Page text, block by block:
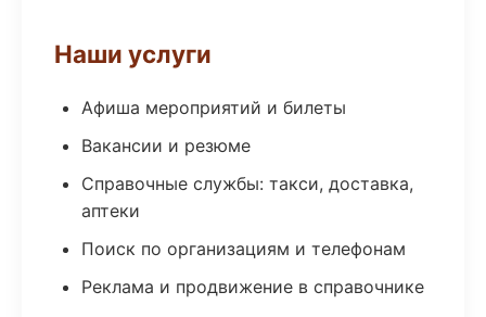
Наши услуги
Афиша мероприятий и билеты
Вакансии и резюме
Справочные службы: такси, доставка,
аптеки
Поиск по организациям и телефонам
Реклама и продвижение в справочнике